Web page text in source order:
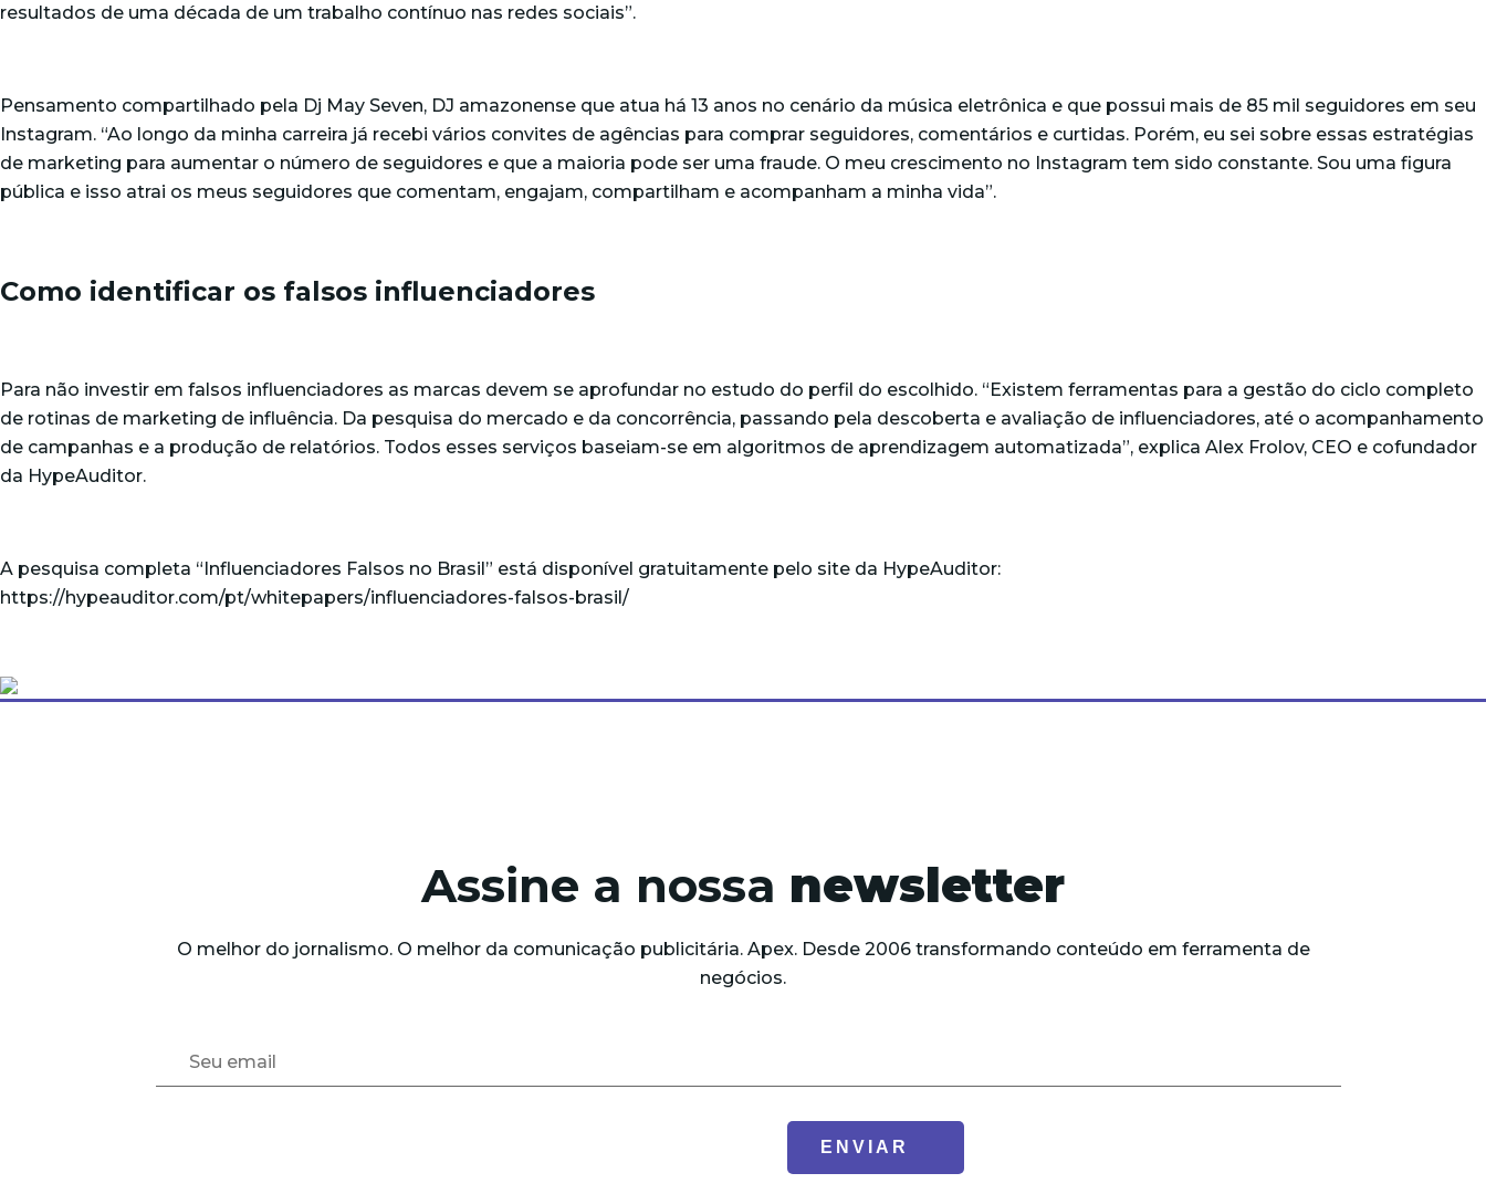
resultados de uma década de um trabalho contínuo nas redes sociais”.
Pensamento compartilhado pela Dj May Seven, DJ amazonense que atua há 13 anos no cenário da música eletrônica e que possui mais de 85 mil seguidores em seu
Instagram. “Ao longo da minha carreira já recebi vários convites de agências para comprar seguidores, comentários e curtidas. Porém, eu sei sobre essas estratégias
de marketing para aumentar o número de seguidores e que a maioria pode ser uma fraude. O meu crescimento no Instagram tem sido constante. Sou uma figura
pública e isso atrai os meus seguidores que comentam, engajam, compartilham e acompanham a minha vida”.
Como identificar os falsos influenciadores
Para não investir em falsos influenciadores as marcas devem se aprofundar no estudo do perfil do escolhido. “Existem ferramentas para a gestão do ciclo completo
de rotinas de marketing de influência. Da pesquisa do mercado e da concorrência, passando pela descoberta e avaliação de influenciadores, até o acompanhamento
de campanhas e a produção de relatórios. Todos esses serviços baseiam-se em algoritmos de aprendizagem automatizada”, explica Alex Frolov, CEO e cofundador
da HypeAuditor.
A pesquisa completa “Influenciadores Falsos no Brasil” está disponível gratuitamente pelo site da HypeAuditor:
https://hypeauditor.com/pt/whitepapers/influenciadores-falsos-brasil/
Assine a nossa newsletter
O melhor do jornalismo. O melhor da comunicação publicitária. Apex. Desde 2006 transformando conteúdo em ferramenta de
negócios.